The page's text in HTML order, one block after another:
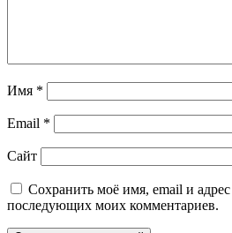
Имя *
Email *
Сайт
Сохранить моё имя, email и адрес
последующих моих комментариев.